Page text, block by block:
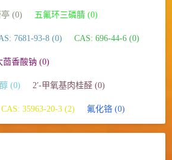
(0) 五氟环三磷腈 (0)
7681-93-8 (0) CAS: 696-44-6 (0)
茴香酸钠 (0)
(0) 2′-甲氧基肉桂醛 (0)
CAS: 35963-20-3 (2) 氟化铬 (0)